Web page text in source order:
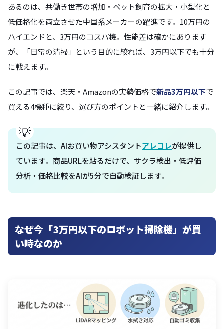
あるのは、共働き世帯の増加・ペット飼育の拡大・小型化と
低価格化を両立させた中国系メーカーの躍進です。10万円の
ハイエンドと、3万円のコスパ機。性能差は確かにあります
が、「日常の清掃」という目的に絞れば、3万円以下でも十分
に戦えます。
この記事では、楽天・Amazonの実勢価格で新品3万円以下で
買える4機種に絞り、選び方のポイントと一緒に紹介します。
この記事は、AIお買い物アシスタントアレコレが提供し
ています。商品URLを貼るだけで、サクラ検出・低評価
分析・価格比較をAIが5分で自動検証します。
なぜ今「3万円以下のロボット掃除機」が買
い時なのか